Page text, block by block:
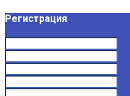
Регистрация